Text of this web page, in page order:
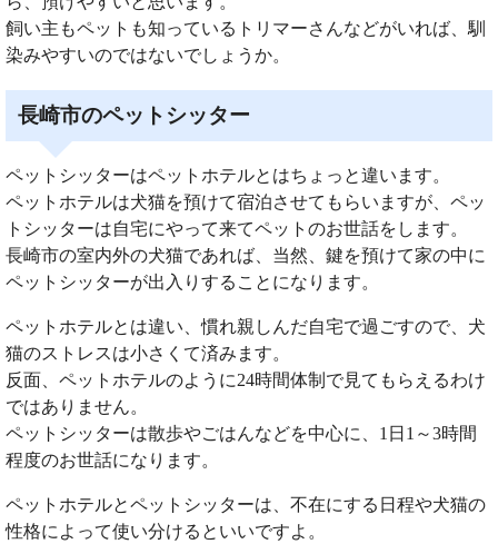
飼い主もペットも知っているトリマーさんなどがいれば、馴
染みやすいのではないでしょうか。
長崎市のペットシッター
ペットシッターはペットホテルとはちょっと違います。
ペットホテルは犬猫を預けて宿泊させてもらいますが、ペッ
トシッターは自宅にやって来てペットのお世話をします。
長崎市の室内外の犬猫であれば、当然、鍵を預けて家の中に
ペットシッターが出入りすることになります。
ペットホテルとは違い、慣れ親しんだ自宅で過ごすので、犬
猫のストレスは小さくて済みます。
反面、ペットホテルのように24時間体制で見てもらえるわけ
ではありません。
ペットシッターは散歩やごはんなどを中心に、1日1～3時間
程度のお世話になります。
ペットホテルとペットシッターは、不在にする日程や犬猫の
性格によって使い分けるといいですよ。